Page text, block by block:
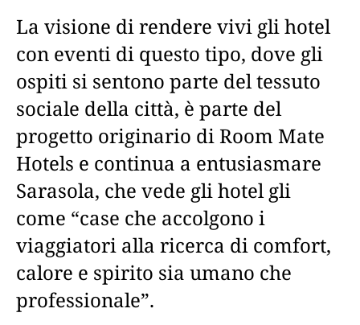
La visione di rendere vivi gli hotel
con eventi di questo tipo, dove gli
ospiti si sentono parte del tessuto
sociale della città, è parte del
progetto originario di Room Mate
Hotels e continua a entusiasmare
Sarasola, che vede gli hotel gli
come “case che accolgono i
viaggiatori alla ricerca di comfort,
calore e spirito sia umano che
professionale”.